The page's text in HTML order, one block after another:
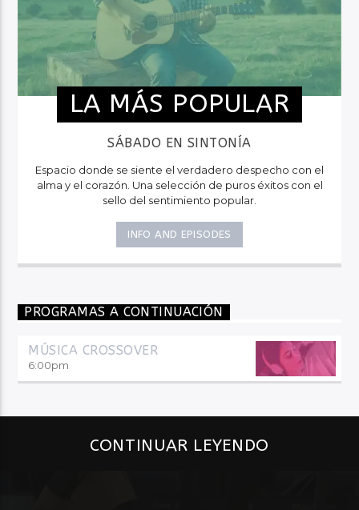
LA MÁS POPULAR
SÁBADO EN SINTONÍA
Espacio donde se siente el verdadero despecho con el
alma y el corazón. Una selección de puros éxitos con el
sello del sentimiento popular.
INFO AND EPISODES
PROGRAMAS A CONTINUACIÓN
MÚSICA CROSSOVER
6:00pm
CONTINUAR LEYENDO